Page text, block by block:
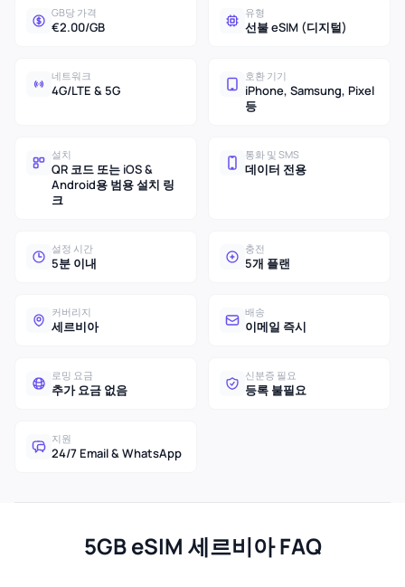
GB당 가격
€2.00/GB
유형
선불 eSIM (디지털)
네트워크
4G/LTE & 5G
호환 기기
iPhone, Samsung, Pixel
등
설치
QR 코드 또는 iOS &
Android용 범용 설치 링
크
통화 및 SMS
데이터 전용
설정 시간
5분 이내
충전
5개 플랜
커버리지
세르비아
배송
이메일 즉시
로밍 요금
추가 요금 없음
신분증 필요
등록 불필요
지원
24/7 Email & WhatsApp
5GB eSIM 세르비아 FAQ